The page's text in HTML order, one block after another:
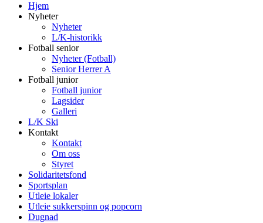
Hjem
Nyheter
Nyheter
L/K-historikk
Fotball senior
Nyheter (Fotball)
Senior Herrer A
Fotball junior
Fotball junior
Lagsider
Galleri
L/K Ski
Kontakt
Kontakt
Om oss
Styret
Solidaritetsfond
Sportsplan
Utleie lokaler
Utleie sukkerspinn og popcorn
Dugnad